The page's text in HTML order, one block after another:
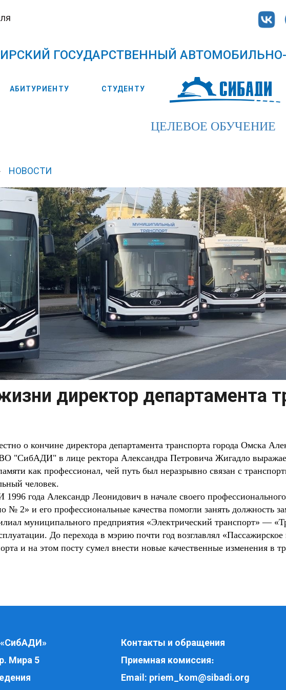
ГОСУДАРСТВЕННЫЙ
АБИТУРИЕНТУ СТУДЕНТУ
ЦЕЛЕВОЕ ОБУЧЕНИЕ
НОВОСТИ
директор департамента
о кончине директора департамента транспорта города Омска
"СибАДИ" в лице ректора Александра Петровича Жигадло
как профессионал, чей путь был неразрывно связан с
человек.
года Александр Леонидович в начале своего
№ 2» и его профессиональные качества помогли занять должность
муниципального предприятия «Электрический транспорт» —
До перехода в мэрию почти год возглавлял
и на этом посту сумел внести новые качественные изменения в
Мира 5
Контакты и обращения
Приемная комиссия:
Email: priem_kom@sibadi.org